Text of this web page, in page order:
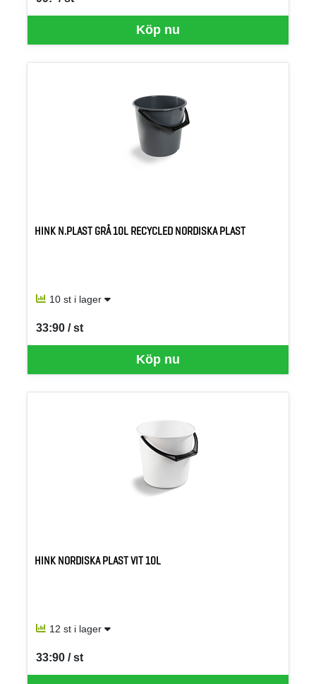
Köp nu
SEK per ST
HINK N.PLAST GRÅ 10L RECYCLED NORDISKA PLAST
10 st i lager
Köp nu
33:90 / st
SEK per ST
HINK NORDISKA PLAST VIT 10L
12 st i lager
33:90 / st
SEK per ST